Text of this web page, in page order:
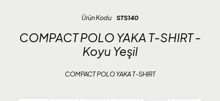
Ürün Kodu STS140
COMPACT POLO YAKA T-SHIRT -
Koyu Yeşil
COMPACT POLO YAKA T-SHIRT